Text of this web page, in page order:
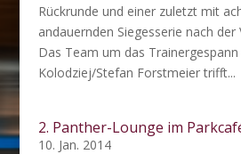
Rückrunde und einer zuletzt mit
andauernden Siegesserie nach
Das Team um das
Kolodziej/Stefan Forstmeier trifft...
2. Panther-Lounge im
10. Jan. 2014